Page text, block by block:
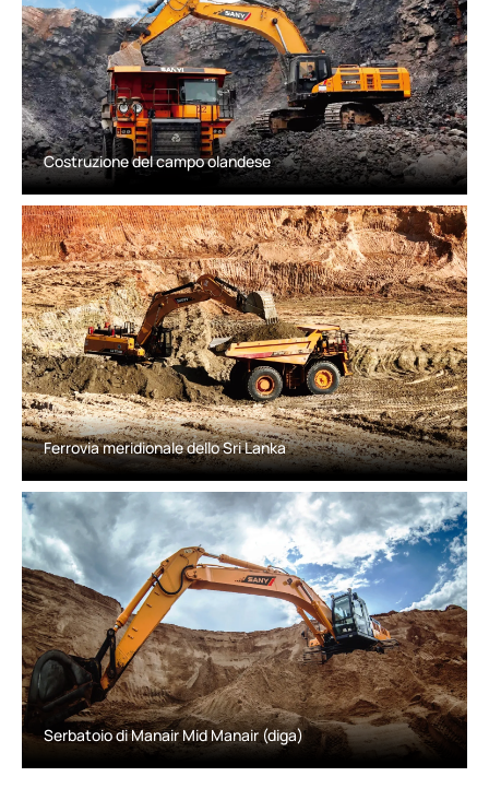
Costruzione del campo olandese
Ferrovia meridionale dello Sri Lanka
Serbatoio di Manair Mid Manair (diga)